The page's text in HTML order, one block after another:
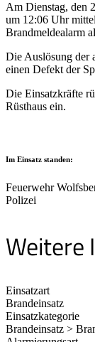
Am Dienstag, den
um 12:06 Uhr
Brandmeldealarm
Die Auslösung der
einen Defekt der
Die Einsatzkräfte
Rüsthaus ein.
Im Einsatz standen:
Feuerwehr
Polizei
Weitere
Einsatzart
Brandeinsatz
Einsatzkategorie
Brandeinsatz >